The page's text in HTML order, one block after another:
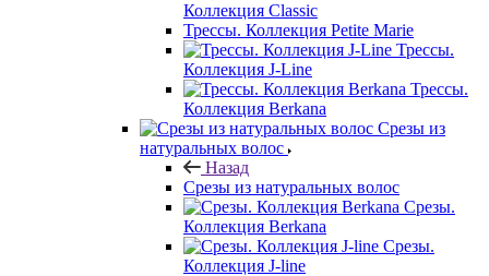
Коллекция Classic
Трессы. Коллекция Petite Marie
Трессы.
Коллекция J-Line
Трессы.
Коллекция Berkana
Срезы из
натуральных волос
Назад
Срезы из натуральных волос
Срезы.
Коллекция Berkana
Срезы.
Коллекция J-line